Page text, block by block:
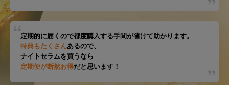
定期的に届くので都度購入する手間が省けて助かります。
特典もたくさんあるので、
ナイトセラムを買うなら
定期便が断然お得だと思います！